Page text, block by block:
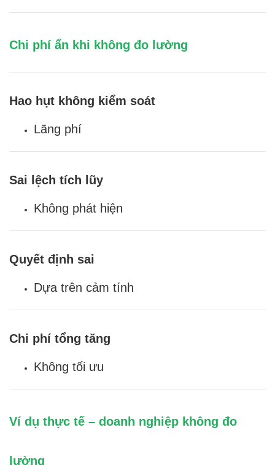
Chi phí ẩn khi không đo lường
Hao hụt không kiểm soát
Lãng phí
Sai lệch tích lũy
Không phát hiện
Quyết định sai
Dựa trên cảm tính
Chi phí tổng tăng
Không tối ưu
Ví dụ thực tế – doanh nghiệp không đo
lường